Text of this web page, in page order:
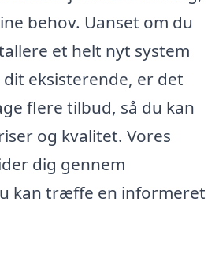
behov. Uanset om du
et helt nyt system
eksisterende, er det
flere tilbud, så du kan
og kvalitet. Vores
dig gennem
kan træffe en informeret